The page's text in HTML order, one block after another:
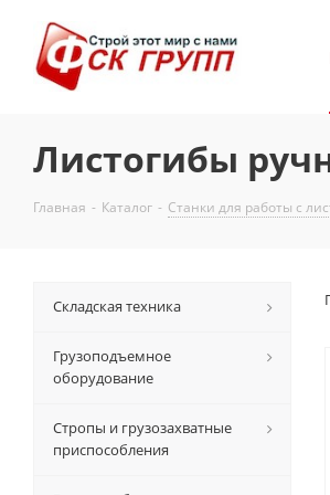
Листогибы
Главная - Каталог - Станки для работы с
Складская техника
Грузоподъемное
оборудование
Стропы и грузозахватные
приспособления